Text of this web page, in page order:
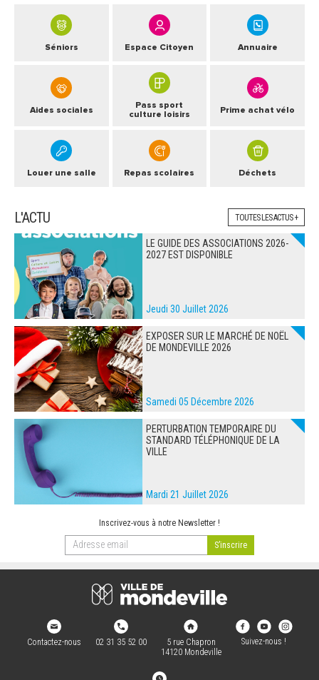
Séniors Espace Citoyen Annuaire
Aides sociales
Pass sport
culture loisirs
Prime achat vélo
Louer une salle Repas scolaires Déchets
L'ACTU TOUTES LES ACTUS +
LE GUIDE DES ASSOCIATIONS 2026-
2027 EST DISPONIBLE
Jeudi 30 Juillet 2026
EXPOSER SUR LE MARCHÉ DE NOËL
DE MONDEVILLE 2026
Samedi 05 Décembre 2026
PERTURBATION TEMPORAIRE DU
STANDARD TÉLÉPHONIQUE DE LA
VILLE
Mardi 21 Juillet 2026
Inscrivez-vous à notre Newsletter !
Contactez-nous 02 31 35 52 00
5 rue Chapron
14120 Mondeville
Suivez-nous !